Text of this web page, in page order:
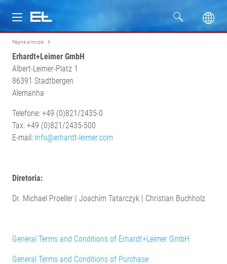
Produtos
Setores
Empresa
Página principal
Erhardt+Leimer GmbH
Albert-Leimer-Platz 1
86391 Stadtbergen
Alemanha
Telefone: +49 (0)821/2435-0
Tax: +49 (0)821/2435-500
E-mail: info@erhardt-leimer.com
Diretoria:
Dr. Michael Proeller | Joachim Tatarczyk | Christian Buchholz
General Terms and Conditions of Erhardt+Leimer GmbH
General Terms and Conditions of Purchase